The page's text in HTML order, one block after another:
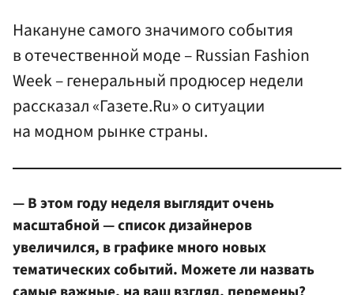
Накануне самого значимого события
в отечественной моде – Russian Fashion
Week – генеральный продюсер недели
рассказал «Газете.Ru» о ситуации
на модном рынке страны.
— В этом году неделя выглядит очень
масштабной — список дизайнеров
увеличился, в графике много новых
тематических событий. Можете ли назвать